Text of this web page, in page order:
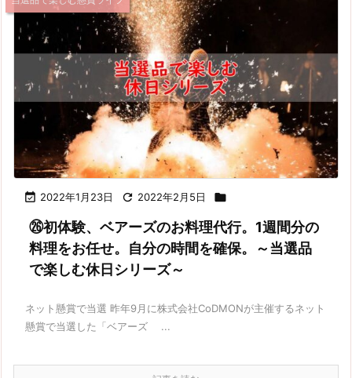
 2022年1月23日  2022年2月5日 
㉖初体験、ベアーズのお料理代行。1週間分の
料理をお任せ。自分の時間を確保。～当選品
で楽しむ休日シリーズ～
ネット懸賞で当選 昨年9月に株式会社CoDMONが主催するネット
懸賞で当選した「ベアーズ ...